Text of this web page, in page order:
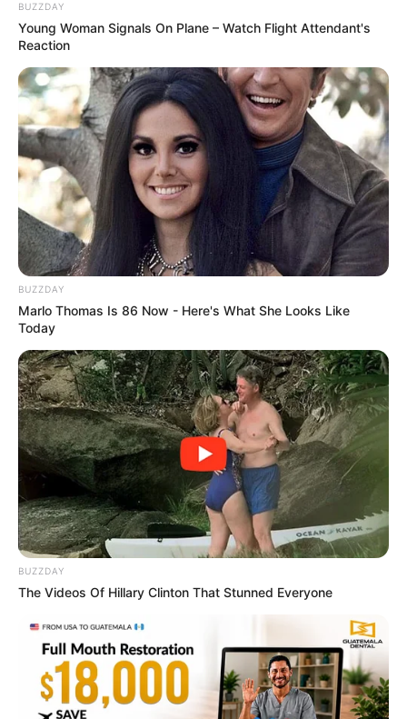
Will You Survive? 10 Things To Keep In Your
Emergency Kit
BRAINBERRIES
17 Rare Churches Underground That Still Exist
BRAINBERRIES
BUZZDAY
Young Woman Signals On Plane – Watch Flight Attendant's
Reaction
BUZZDAY
Marlo Thomas Is 86 Now - Here's What She Looks Like
Today
BUZZDAY
The Videos Of Hillary Clinton That Stunned Everyone